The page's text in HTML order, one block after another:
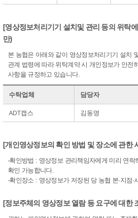
[영상정보처리기기 설치및 관리 등의 위탁
만)
본 농협은 아래와 같이 영상정보처리기기 설치
관계 법령에 따라 위탁계약 시 개인정보가 안전
사항을 규정하고 있습니다.
수탁업체 담당자
ADT캡스 김동명
[개인영상정보의 확인 방법 및 장소에 관한
-확인방법 : 영상정보 관리책임자에게 미리 연락
확인 가능합니다.
-확인장소 : 영상정보가 저장된 당 농협 본·지점·
[정보주체의 영상정보 열람 등 요구에 대한